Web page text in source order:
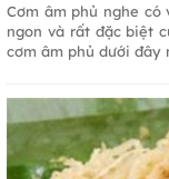
Cơm âm phủ nghe
ngon và rất đặc biệt
cơm âm phủ dưới đây